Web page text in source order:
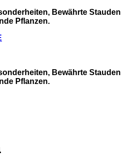
Bewährte Stauden
Pflanzen.
Bewährte Stauden
Pflanzen.